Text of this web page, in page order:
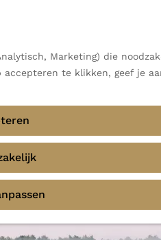
Marketing) die
te klikken, geef je
Alpen, maar ook